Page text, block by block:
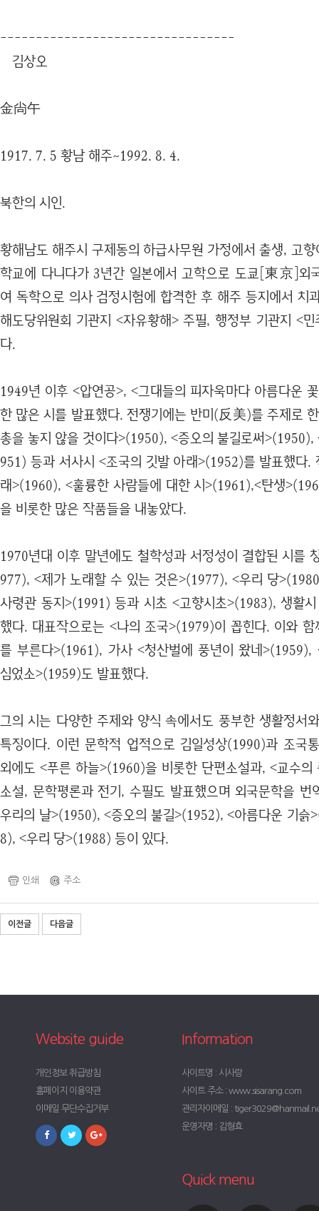
---------------------------------
김상오
金尙午
1917. 7. 5 황남 해주~1992. 8. 4.
북한의 시인.
황해남도 해주시 구제동의 하급사무원 가정에서 출생, 고
학교에 다니다가 3년간 일본에서 고학으로 도쿄[東京]외
여 독학으로 의사 검정시험에 합격한 후 해주 등지에서 치
해도당위원회 기관지 <자유황해> 주필, 행정부 기관지 <
다.
1949년 이후 <압연공>, <그대들의 피자욱마다 아름다운
한 많은 시를 발표했다. 전쟁기에는 반미(反美)를 주제로
총을 놓지 않을 것이다>(1950), <증오의 불길로써
951) 등과 서사시 <조국의 깃발 아래>(1952)를 발표했다.
래>(1960), <훌륭한 사람들에 대한 시>(1961),<탄생
을 비롯한 많은 작품들을 내놓았다.
1970년대 이후 말년에도 철학성과 서정성이 결합된 시를
977), <제가 노래할 수 있는 것은>(1977), <우리 당
사령관 동지>(1991) 등과 시초 <고향시초>(1983), 생활
했다. 대표작으로는 <나의 조국>(1979)이 꼽힌다. 이와
를 부른다>(1961), 가사 <청산벌에 풍년이 왔네>(1959),
심었소>(1959)도 발표했다.
그의 시는 다양한 주제와 양식 속에서도 풍부한 생활정서
특징이다. 이런 문학적 업적으로 김일성상(1990)과 조국
외에도 <푸른 하늘>(1960)을 비롯한 단편소설과, <교수
소설, 문학평론과 전기, 수필도 발표했으며 외국문학을 번
우리의 날>(1950), <증오의 불길>(1952), <아름다운 기슭
8), <우리 당>(1988) 등이 있다.
인쇄 주소
이전글 다음글
Website guide
개인정보 취급방침
홈페이지 이용약관
이메일 무단수집거부
Information
사이트명 : 시사랑
사이트 주소 : www.sisarang.com
관리자이메일 :
운영자명 : 김형효
Quick menu